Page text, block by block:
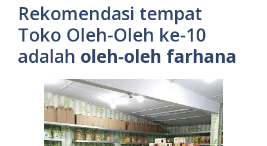
Rekomendasi tempat
Toko Oleh-Oleh ke-10
adalah oleh-oleh farhana